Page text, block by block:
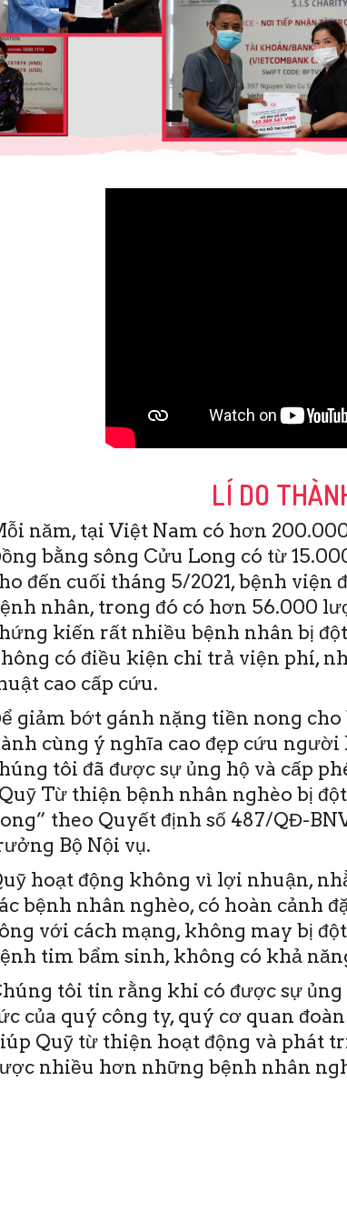
LÍ DO
năm, tại Việt Nam có hơn
bằng sông Cửu Long có từ
đến cuối tháng 5/2021, bệnh
nhân, trong đó có hơn 56.000
kiến rất nhiều bệnh nhân bị
có điều kiện chi trả viện phí,
cao cấp cứu.
giảm bớt gánh nặng tiền nong
cùng ý nghĩa cao đẹp cứu
tôi đã được sự ủng hộ và cấp
Từ thiện bệnh nhân nghèo bị
theo Quyết định số 487/QĐ-
Bộ Nội vụ.
hoạt động không vì lợi nhuận,
bệnh nhân nghèo, có hoàn cảnh
với cách mạng, không may bị
tim bẩm sinh, không có khả
tôi tin rằng khi có được sự
của quý công ty, quý cơ quan
Quỹ từ thiện hoạt động và phát
nhiều hơn những bệnh nhân